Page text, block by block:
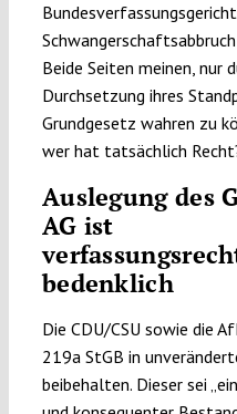
Beide Seiten meinen, nur
Durchsetzung ihres
Grundgesetz wahren zu
wer hat tatsächlich
Auslegung des
AG ist
bedenklich
Die CDU/CSU sowie die
219a StGB in
beibehalten. Dieser sei